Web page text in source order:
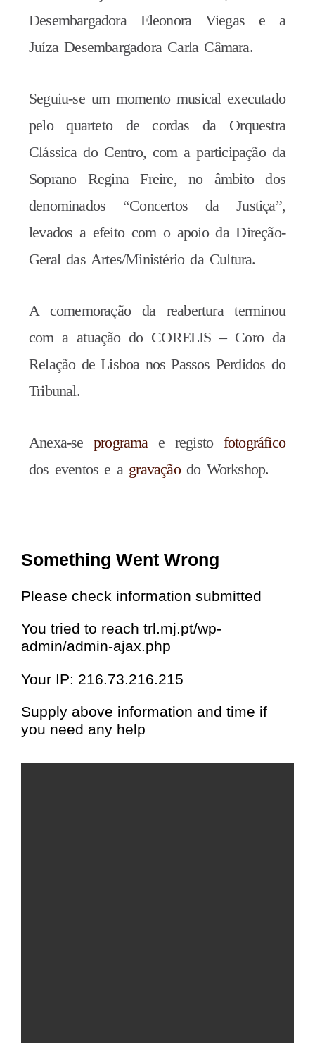
Desembargadora Eleonora Viegas e a
Juíza Desembargadora Carla Câmara.
Seguiu-se um momento musical executado
pelo quarteto de cordas da Orquestra
Clássica do Centro, com a participação da
Soprano Regina Freire, no âmbito dos
denominados “Concertos da Justiça”,
levados a efeito com o apoio da Direção-
Geral das Artes/Ministério da Cultura.
A comemoração da reabertura terminou
com a atuação do CORELIS – Coro da
Relação de Lisboa nos Passos Perdidos do
Tribunal.
Anexa-seprogramae registo fotográfico
dos eventos e a gravaçãodo Workshop.